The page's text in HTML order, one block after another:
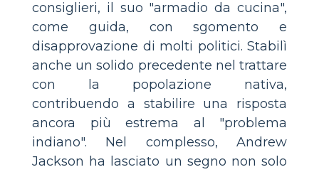
consiglieri, il suo "armadio da cucina",
come guida, con sgomento e
disapprovazione di molti politici. Stabilì
anche un solido precedente nel trattare
con la popolazione nativa,
contribuendo a stabilire una risposta
ancora più estrema al "problema
indiano". Nel complesso, Andrew
Jackson ha lasciato un segno non solo